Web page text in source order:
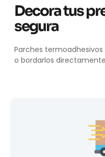
Decora tus
segura
Parches
o bordarlos